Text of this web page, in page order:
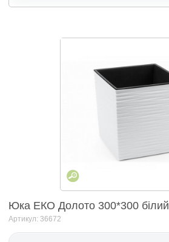
Юка ЕКО Долото 300*300 бiлий
Артикул: 36672